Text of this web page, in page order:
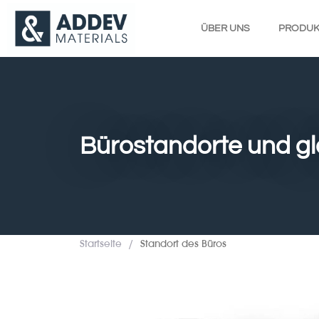
ÜBER UNS
Bürostandorte und
Startseite / Standort des Büros